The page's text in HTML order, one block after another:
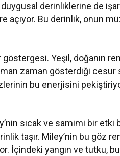
derinliklerine de
açıyor. Bu derinlik, onun
Yeşil, doğanın
zaman gösterdiği cesur
bu enerjisini
sıcak ve samimi bir etki
taşır. Miley’nin bu göz
İçindeki yangın ve tutku, bu